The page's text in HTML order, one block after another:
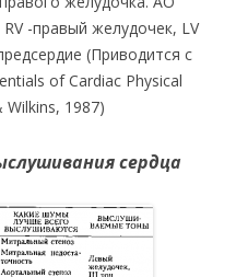
-правый желудочек, LV
(Приводится с
of Cardiac Physical
1987)
сердца